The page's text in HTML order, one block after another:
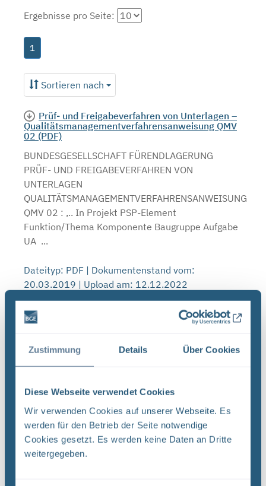
Zustimmung Details Über Cookies
Diese Webseite verwendet Cookies
Wir verwenden Cookies auf unserer Webseite. Es
werden für den Betrieb der Seite notwendige
Cookies gesetzt. Es werden keine Daten an Dritte
weitergegeben.
Ergebnisse pro Seite:
1
Sortieren nach
Prüf- und Freigabeverfahren von Unterlagen –
Qualitätsmanagementverfahrensanweisung QMV
02 (PDF)
BUNDESGESELLSCHAFT FÜRENDLAGERUNG
PRÜF- UND FREIGABEVERFAHREN VON
UNTERLAGEN
QUALITÄTSMANAGEMENTVERFAHRENSANWEISUNG
QMV 02 : ,.. In Projekt PSP-Element
Funktion/Thema Komponente Baugruppe Aufgabe
UA ...
Dateityp: PDF | Dokumentenstand vom:
20.03.2019 | Upload am: 12.12.2022
Qualitätsmanagementverfahrensanweisung QMV
03 (PDF)
Funktion/Thema Komponente Baugruppe Aufgabe
AAAA 9X 115200 ' CA Titel der Unterlage:
Ersteller/Unterschrift: QM Stempelfeld: UA ...
Dateityp: PDF | Dokumentenstand vom: